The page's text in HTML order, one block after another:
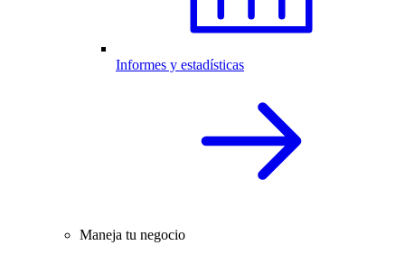
Informes y estadísticas
Maneja tu negocio